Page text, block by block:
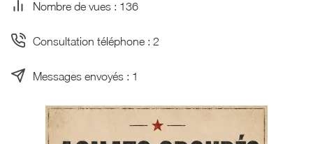
Nombre de vues : 136
Consultation téléphone : 2
Messages envoyés : 1